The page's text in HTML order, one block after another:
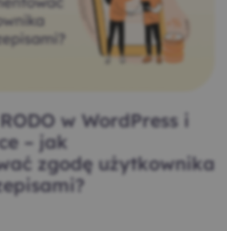
w WordPress i
– jak
zgodę użytkownika